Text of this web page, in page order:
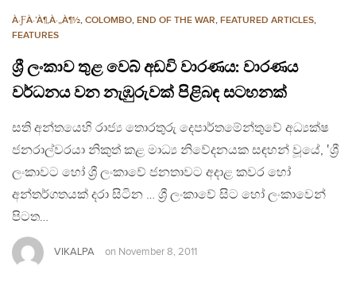
À·ƑÀ·’À¶‚À·„À¶½, COLOMBO, END OF THE WAR, FEATURED ARTICLES,
FEATURES
ශ්‍රී ලංකාව තුළ වෙබ් අඩවි වාරණය: වාරණය
වර්ධනය වන නැඹුරුවක් පිළිබඳ සටහනක්
සති අන්තයෙහි රාජ්‍ය තොරතුරු දෙපාර්තමේන්තුවේ අධ්‍යක්ෂ
ජනරාල්වරයා නිකුත් කළ මාධ්‍ය නිවේදනයක සඳහන් වූයේ, ‛ශ්‍රී
ලංකාවට හෝ ශ්‍රී ලංකාවේ ජනතාවට අදාළ කවර හෝ
අන්තර්ගතයක් දරා සිටින … ශ්‍රී ලංකාවේ සිට හෝ ලංකාවෙන්
පිටත…
VIKALPA on November 8, 2011